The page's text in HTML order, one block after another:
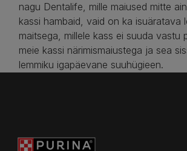
nagu Dentalife, mille maiused mitte
kassi hambaid, vaid on ka isuäratava
maitsega, millele kass ei suuda vastu
meie kassi närimismaiustega ja sea
lemmiku igapäevane suuhügieen.